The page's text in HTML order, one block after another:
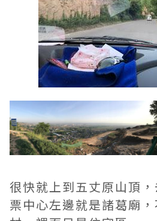
很快就上到五丈原山頂
票中心左邊就是諸葛廟